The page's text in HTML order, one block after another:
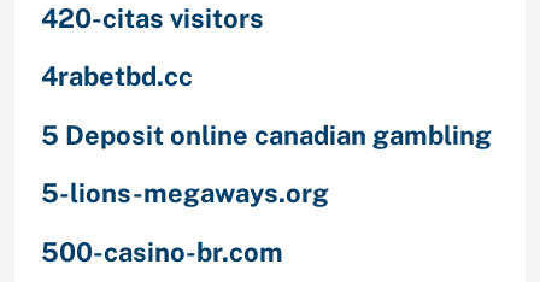
420-citas visitors
4rabetbd.cc
5 Deposit online canadian gambling
5-lions-megaways.org
500-casino-br.com